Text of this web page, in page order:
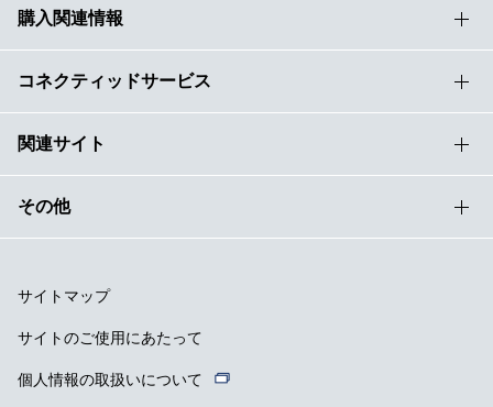
購入関連情報
コネクティッドサービス
関連サイト
その他
サイトマップ
サイトのご使用にあたって
個人情報の取扱いについて